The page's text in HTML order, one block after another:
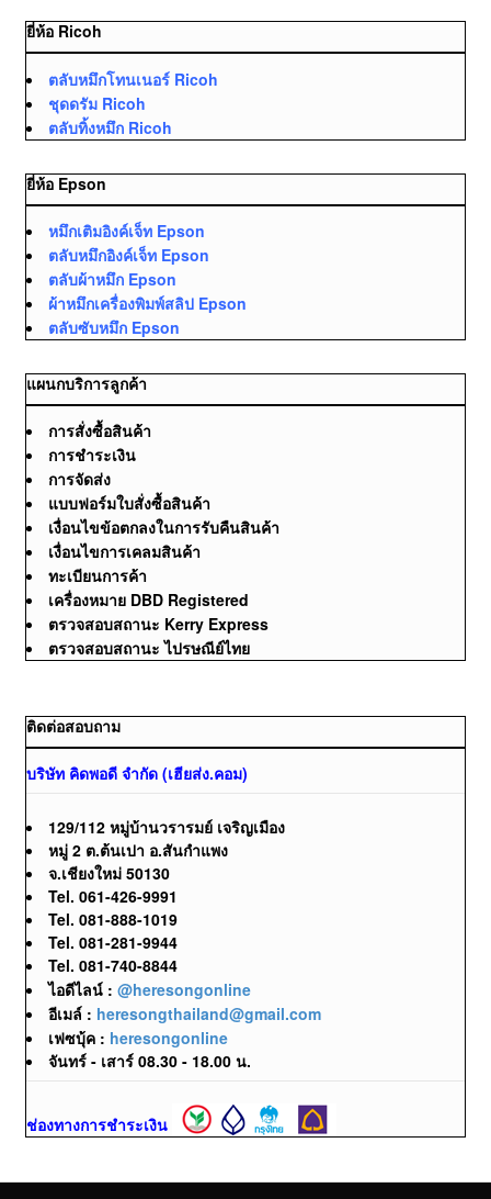
ยี่ห้อ Ricoh
ตลับหมึกโทนเนอร์ Ricoh
ชุดดรัม Ricoh
ตลับทิ้งหมึก Ricoh
ยี่ห้อ Epson
หมึกเติมอิงค์เจ็ท Epson
ตลับหมึกอิงค์เจ็ท Epson
ตลับผ้าหมึก Epson
ผ้าหมึกเครื่องพิมพ์สลิป Epson
ตลับซับหมึก Epson
แผนกบริการลูกค้า
การสั่งซื้อสินค้า
การชำระเงิน
การจัดส่ง
แบบฟอร์มใบสั่งซื้อสินค้า
เงื่อนไขข้อตกลงในการรับคืนสินค้า
เงื่อนไขการเคลมสินค้า
ทะเบียนการค้า
เครื่องหมาย DBD Registered
ตรวจสอบสถานะ Kerry Express
ตรวจสอบสถานะ ไปรษณีย์ไทย
ติดต่อสอบถาม
บริษัท คิดพอดี จำกัด (เฮียส่ง.คอม)
129/112 หมู่บ้านวรารมย์ เจริญเมือง
หมู่ 2 ต.ต้นเปา อ.สันกำแพง
จ.เชียงใหม่ 50130
Tel. 061-426-9991
Tel. 081-888-1019
Tel. 081-281-9944
Tel. 081-740-8844
ไอดีไลน์ : @heresongonline
อีเมล์ : heresongthailand@gmail.com
เฟซบุ้ค : heresongonline
จันทร์ - เสาร์ 08.30 - 18.00 น.
ช่องทางการชำระเงิน